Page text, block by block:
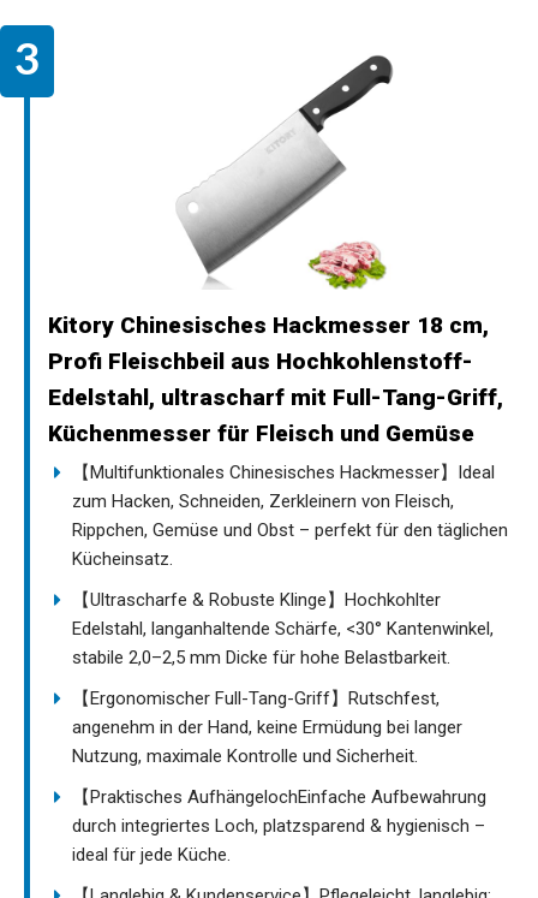
Kitory Chinesisches Hackmesser 18 cm,
Profi Fleischbeil aus Hochkohlenstoff-
Edelstahl, ultrascharf mit Full-Tang-Griff,
Küchenmesser für Fleisch und Gemüse
【Multifunktionales Chinesisches Hackmesser】Ideal
zum Hacken, Schneiden, Zerkleinern von Fleisch,
Rippchen, Gemüse und Obst – perfekt für den täglichen
Kücheinsatz.
【Ultrascharfe & Robuste Klinge】Hochkohlter
Edelstahl, langanhaltende Schärfe, <30° Kantenwinkel,
stabile 2,0–2,5 mm Dicke für hohe Belastbarkeit.
【Ergonomischer Full-Tang-Griff】Rutschfest,
angenehm in der Hand, keine Ermüdung bei langer
Nutzung, maximale Kontrolle und Sicherheit.
【Praktisches AufhängelochEinfache Aufbewahrung
durch integriertes Loch, platzsparend & hygienisch –
ideal für jede Küche.